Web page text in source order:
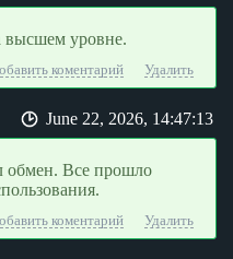
высшем уровне.
коментарий Удалить
June 22, 2026, 14:47:13
обмен. Все прошло
коментарий Удалить